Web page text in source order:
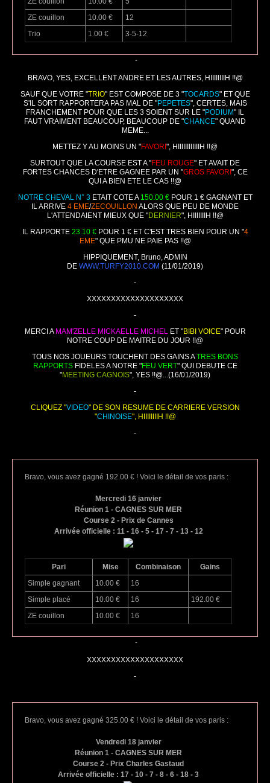
ZE couillon
10.00 €
12
Trio
1.00 € 3-5-12
-
BRAVO, YES, EXCELLENT ANDRE ET LES AUTRES, HIIIIIIIIH !!@
SAUF QUE VOTRE "TRIO" EST COMPOSE DE 3 "TOCARDS" ET QUE
S'IL SORT RAPPORTERA PAS MAL DE "PEPETES", CERTES, MAIS
FRANCHEMENT POUR QUE LES 3 SOIENT SUR LE "PODIUM" IL
FAUT VRAIMENT BEAUCOUP, BEAUCOUP DE "CHANCE" QUAND
MEME...
METTEZ Y AU MOINS UN "FAVORI ", HIIIIIIIIIIIIH !!@
SURTOUT QUE LA COURSE EST A "FEU ROUGE" ET AVAIT DE
FORTES CHANCES D'ETRE GAGNEE PAR UN "GROS FAVORI ", CE
QUI A BIEN ETE LE CAS !!@
NOTRE CHEVAL N° 3ETAIT COTE A 150.00 €POUR 1 € GAGNANT ET
IL ARRIVE 4 EME/ZECOUILLON ALORS QUE PEU DE MONDE
L'ATTENDAIENT MIEUX QUE "DERNIER", HIIIIIIIH !!@
IL RAPPORTE 23.10 € POUR 1 € ET C'EST TRES BIEN POUR UN "4
EME" QUE PMU NE PAIE PAS !!@
HIPPIQUEMENT, Bruno, ADMIN
DE WWW.TURFY2010.COM (11/01/2019)
-
XXXXXXXXXXXXXXXXXXXX
-
MERCI A MAM'ZELLE MICKAELLE MICHELET "BIBI VOICE" POUR
NOTRE COUP DE MAITRE DU JOUR !!@
TOUS NOS JOUEURS TOUCHENT DES GAINS ATRES BONS
RAPPORTSFIDELES A NOTRE "FEU VERT" QUI DEBUTE CE
"MEETING CAGNOIS", YES !!@...(16/01/2019)
-
CLIQUEZ "VIDEO" DE SON RESUME DE CARRIERE VERSION
"CHINOISE", HIIIIIIIIH !!@
-
Bravo, vous avez gagné 192.00 € ! Voici le détail de vos paris :
Mercredi 16 janvier
Réunion 1 - CAGNES SUR MER
Course 2 - Prix de Cannes
Arrivée officielle : 11 - 16 - 5 - 17 - 7 - 13 - 12
Pari Mise Combinaison
Gains
Simple gagnant
10.00 €
16
Simple placé
10.00 € 16
192.00 €
ZE couillon
10.00 € 16
-
XXXXXXXXXXXXXXXXXXXX
-
Bravo, vous avez gagné 325.00 € ! Voici le détail de vos paris :
Vendredi 18 janvier
Réunion 1 - CAGNES SUR MER
Course 2 - Prix Charles Gastaud
Arrivée officielle : 17 - 10 - 7 - 8 - 6 - 18 - 3